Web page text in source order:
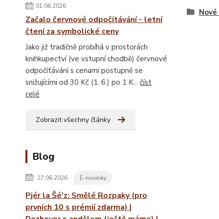
01.06.2026
Začalo červnové odpočítávání - letní
čtení za symbolické ceny
Jako již tradičně probíhá v prostorách
knihkupectví (ve vstupní chodbě) červnové
odpočítávání s cenami postupně se
snižujícími od 30 Kč (1. 6.) po 1 K... číst
celé
Zobrazit všechny články
Blog
27.06.2026 E-novinky
Pjér la Šé'z: Smělé Rozpaky (pro
prvních 10 s prémií zdarma) |